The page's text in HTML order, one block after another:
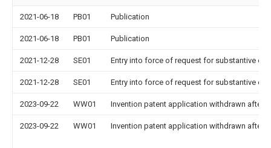
2021-06-18 PB01 Publication
2021-06-18 PB01 Publication
2021-12-28 SE01 Entry into force of request for substantive
2021-12-28 SE01 Entry into force of request for substantive
2023-09-22 WW01 Invention patent application withdrawn after
2023-09-22 WW01 Invention patent application withdrawn after